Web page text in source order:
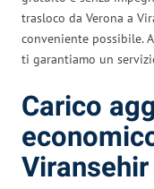
trasloco da Verona a
conveniente possibile.
ti garantiamo un
Carico
Viransehir